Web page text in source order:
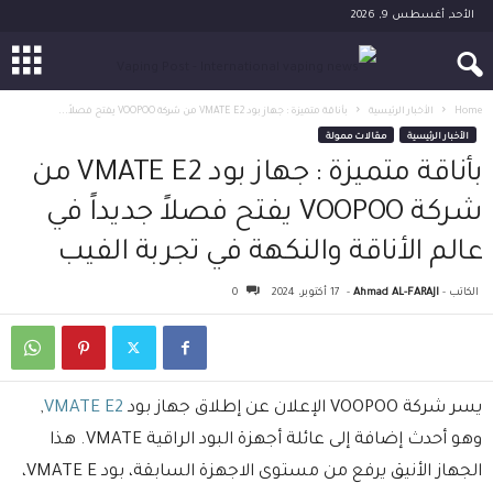
الأحد, أغسطس 9, 2026
Home الأخبار الرئيسية بأناقة متميزة : جهاز بود VMATE E2 من شركة VOOPOO يفتح فصلاً...
الأخبار الرئيسية مقالات ممولة
بأناقة متميزة : جهاز بود VMATE E2 من
شركة VOOPOO يفتح فصلاً جديداً في
عالم الأناقة والنكهة في تجربة الفيب
الكاتب - Ahmad AL-FARAJI
- 17 أكتوبر، 2024 0
يسر شركة VOOPOO الإعلان عن إطلاق جهاز بود VMATE E2
,
وهو أحدث إضافة إلى عائلة أجهزة البود الراقية VMATE. هذا
الجهاز الأنيق يرفع من مستوى الاجهزة السابقة، بود VMATE E،